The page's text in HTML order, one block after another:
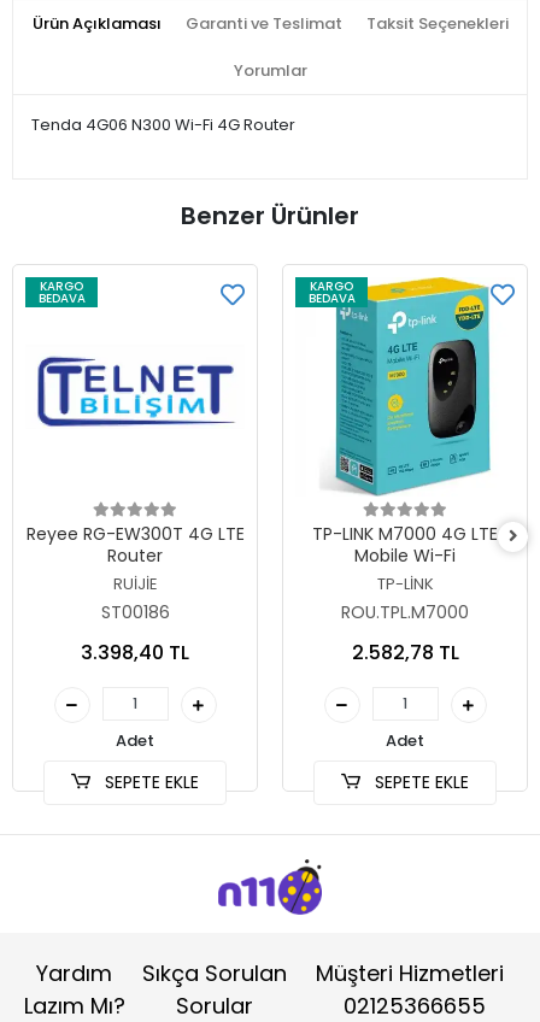
Ürün Açıklaması Garanti ve Teslimat Taksit Seçenekleri
Yorumlar
Tenda 4G06 N300 Wi-Fi 4G Router
Benzer Ürünler
KARGO
BEDAVA
Sepete Ekle
Reyee RG-EW300T 4G LTE
Router
RUİJİE
ST00186
3.398,40 TL
Adet
SEPETE EKLE
KARGO
BEDAVA
Sepete Ekle
TP-LINK M7000 4G LTE
Mobile Wi-Fi
TP-LİNK
ROU.TPL.M7000
2.582,78 TL
Adet
SEPETE EKLE
Yardım
Lazım Mı?
Sıkça Sorulan
Sorular
Müşteri Hizmetleri
02125366655